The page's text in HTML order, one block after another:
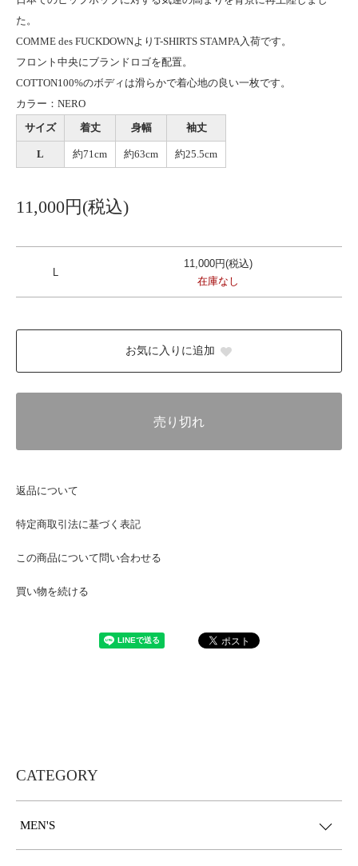
た。
COMME des FUCKDOWNよりT-SHIRTS STAMPA入荷です。
フロント中央にブランドロゴを配置。
COTTON100%のボディは滑らかで着心地の良い一枚です。
カラー：NERO
サイズ
着丈 身幅 袖丈
L 約71cm 約63cm 約25.5cm
11,000円(税込)
11,000円(税込)
在庫なし
お気に入りに追加
売り切れ
返品について
特定商取引法に基づく表記
この商品について問い合わせる
買い物を続ける
CATEGORY
MEN'S